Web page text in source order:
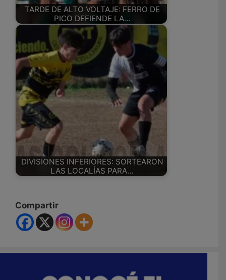
TARDE DE ALTO VOLTAJE: FERRO DE
PICO DEFIENDE LA…
DIVISIONES INFERIORES: SORTEARON
LAS LOCALÍAS PARA…
Compartir